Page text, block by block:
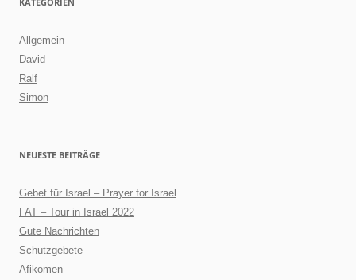
Allgemein
David
Ralf
Simon
NEUESTE BEITRÄGE
Gebet für Israel – Prayer for Israel
FAT – Tour in Israel 2022
Gute Nachrichten
Schutzgebete
Afikomen